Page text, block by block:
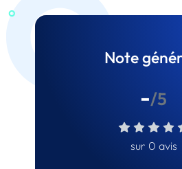
Note
-/5
sur 0 avis